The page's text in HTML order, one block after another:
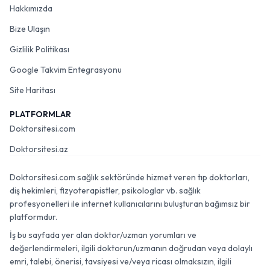
Hakkımızda
Bize Ulaşın
Gizlilik Politikası
Google Takvim Entegrasyonu
Site Haritası
PLATFORMLAR
Doktorsitesi.com
Doktorsitesi.az
Doktorsitesi.com sağlık sektöründe hizmet veren tıp doktorları,
diş hekimleri, fizyoterapistler, psikologlar vb. sağlık
profesyonelleri ile internet kullanıcılarını buluşturan bağımsız bir
platformdur.
İş bu sayfada yer alan doktor/uzman yorumları ve
değerlendirmeleri, ilgili doktorun/uzmanın doğrudan veya dolaylı
emri, talebi, önerisi, tavsiyesi ve/veya ricası olmaksızın, ilgili